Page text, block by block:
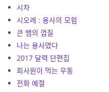
시차
시오레 : 용사의 모험
큰 뱀의 껍질
나는 용사였다
2017 달력 단편집
회사원이 먹는 우동
전화 예절